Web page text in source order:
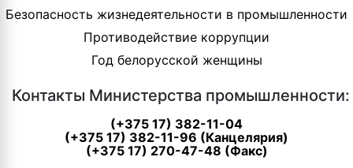
Безопасность жизнедеятельности в промышленности
Противодействие коррупции
Год белорусской женщины
Контакты Министерства промышленности:
(+375 17) 382-11-04
(+375 17) 382-11-96 (Канцелярия)
(+375 17) 270-47-48 (Факс)